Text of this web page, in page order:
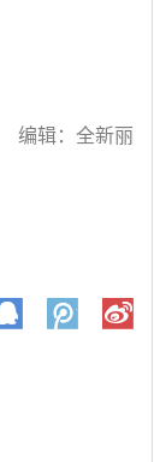
编辑：全新丽